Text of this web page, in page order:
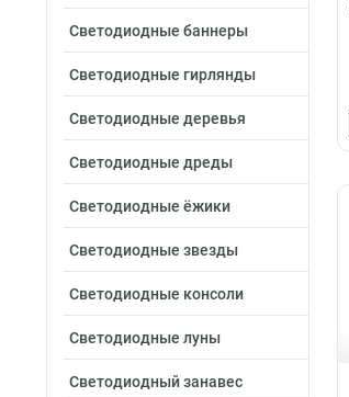
Светодиодные баннеры
Светодиодные гирлянды
Светодиодные деревья
Светодиодные дреды
Светодиодные ёжики
Светодиодные звезды
Светодиодные консоли
Светодиодные луны
Светодиодный занавес